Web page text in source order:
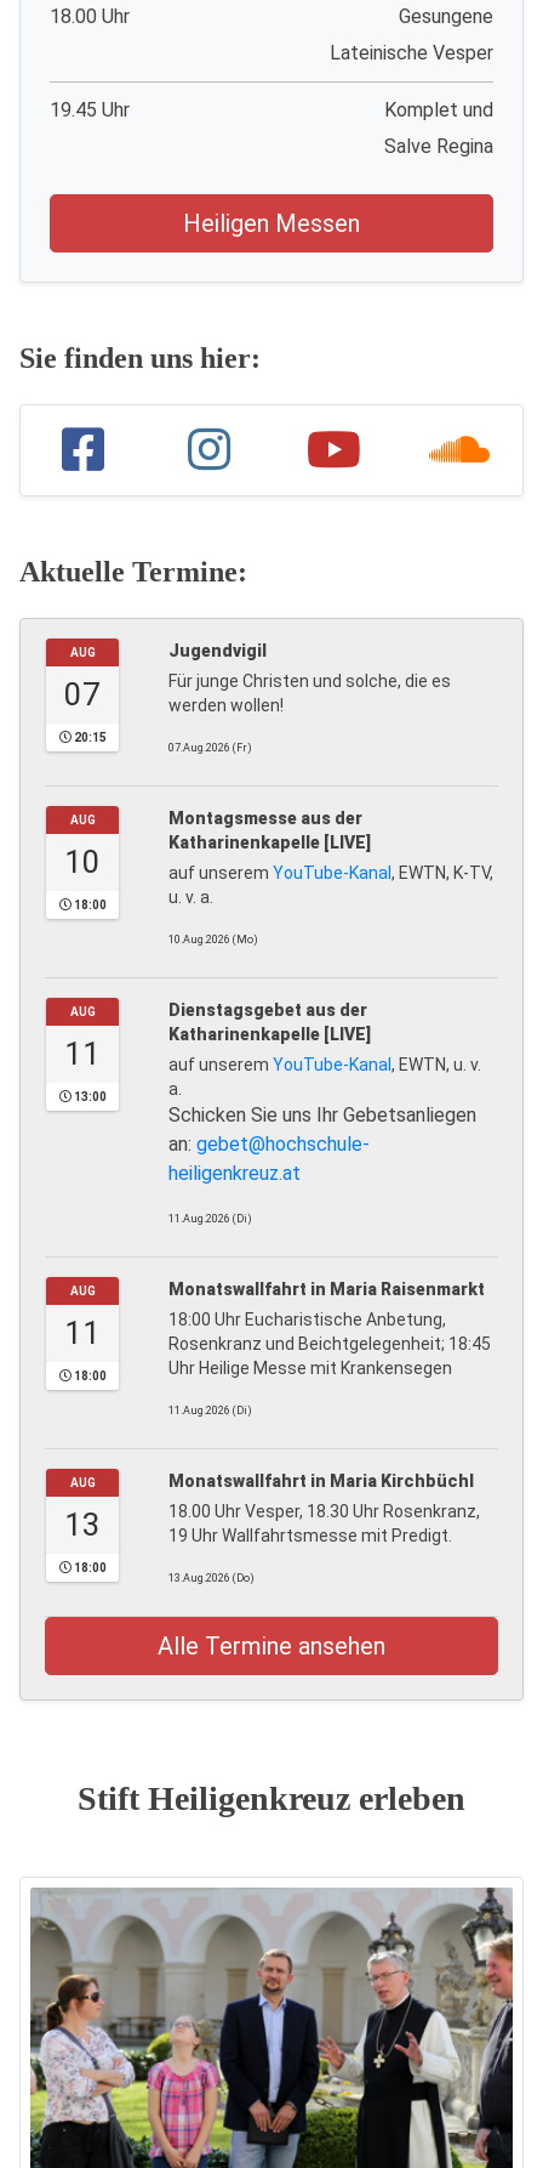
18.00 Uhr
Gesungene
Lateinische Vesper
19.45 Uhr
Komplet und
Salve Regina
Heiligen Messen
Sie finden uns hier:
Aktuelle Termine:
AUG
07
20:15
Jugendvigil
Für junge Christen und solche, die es
werden wollen!
07.Aug.2026 (Fr)
AUG
10
18:00
Montagsmesse aus der
Katharinenkapelle [LIVE]
auf unserem YouTube-Kanal, EWTN, K-TV,
u. v. a.
10.Aug.2026 (Mo)
AUG
11
13:00
Dienstagsgebet aus der
Katharinenkapelle [LIVE]
auf unserem YouTube-Kanal, EWTN, u. v.
a.
Schicken Sie uns Ihr Gebetsanliegen
an: gebet@hochschule-
heiligenkreuz.at
11.Aug.2026 (Di)
AUG
11
18:00
Monatswallfahrt in Maria Raisenmarkt
18:00 Uhr Eucharistische Anbetung,
Rosenkranz und Beichtgelegenheit; 18:45
Uhr Heilige Messe mit Krankensegen
11.Aug.2026 (Di)
AUG
13
18:00
Monatswallfahrt in Maria Kirchbüchl
18.00 Uhr Vesper, 18.30 Uhr Rosenkranz,
19 Uhr Wallfahrtsmesse mit Predigt.
13.Aug.2026 (Do)
Alle Termine ansehen
Stift Heiligenkreuz erleben